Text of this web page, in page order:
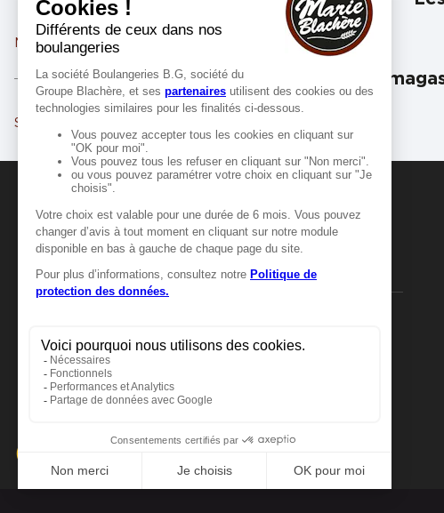
Marie Blachère FLEURY LES AUBRAIS Marie Blachère SARAN
Les
Saint-Jean-de-Braye
MANGER-BOUGER
Manger-Bouger.fr